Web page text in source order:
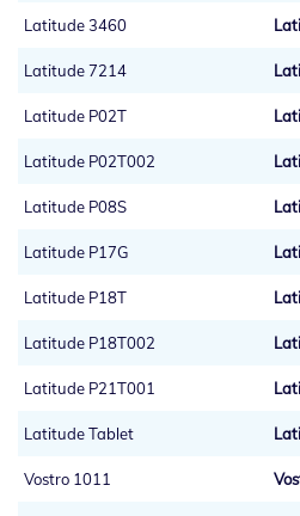
Latitude 3460
Latitude 7214
Latitude P02T
Latitude P02T002
Latitude P08S
Latitude P17G
Latitude P18T
Latitude P18T002
Latitude P21T001
Latitude Tablet
Vostro 1011